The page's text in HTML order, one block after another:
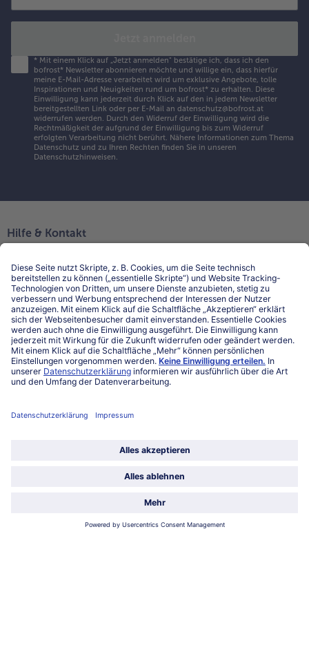
* Mit einem Klick auf „Jetzt anmelden" bestätige ich, dass ich den
bofrost* Newsletter abonnieren möchte und willige ein, dass hierfür
meine E-Mail-Adresse verarbeitet wird um exklusive Angebote, tolle
Inspirationen und Neuigkeiten rund um bofrost* zu erhalten. Diese
Einwilligung kann jederzeit durch Klick auf den in jedem Newsletter
bereitgestellten Link oder per E-Mail an datenschutz@bofrost.at
widerrufen werden. Durch den Widerruf der Einwilligung wird die
Rechtmäßigkeit der aufgrund der Einwilligung bis zum Widerruf
erfolgten Verarbeitung nicht berührt. Nähere Informationen zum Thema
Datenschutz und zu Ihren Rechten finden Sie in unseren
Datenschutzhinweisen.
Hilfe & Kontakt
Kontakt
FAQ
Service
Unternehmen